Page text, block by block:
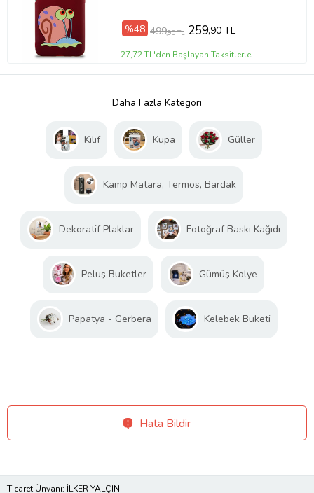
%48 499,90 TL 259,90 TL
27,72 TL'den Başlayan Taksitlerle
Daha Fazla Kategori
Kılıf Kupa Güller
Kamp Matara, Termos, Bardak
Dekoratif Plaklar Fotoğraf Baskı Kağıdı
Peluş Buketler Gümüş Kolye
Papatya - Gerbera Kelebek Buketi
Hata Bildir
Ticaret Ünvanı: İLKER YALÇIN